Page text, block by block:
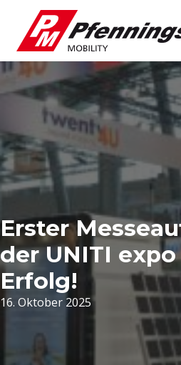
Erster
der UNITI
Erfolg!
16. Oktober 2025